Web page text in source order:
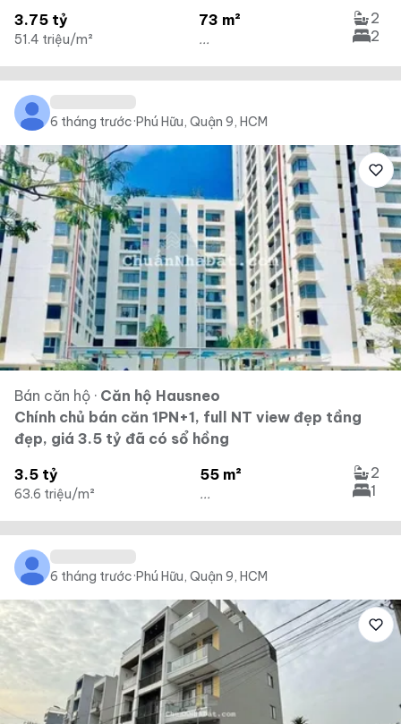
3.75 tỷ
51.4 triệu/m²
73 m²
...
2
2
6 tháng trước·Phú Hữu, Quận 9, HCM
Bán căn hộ · Căn hộ Hausneo
Chính chủ bán căn 1PN+1, full NT view đẹp tầng
đẹp, giá 3.5 tỷ đã có sổ hồng
3.5 tỷ
63.6 triệu/m²
55 m²
...
2
1
6 tháng trước·Phú Hữu, Quận 9, HCM